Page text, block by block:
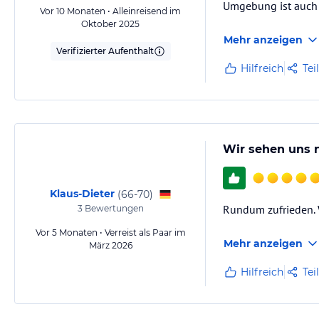
Vor 10 Monaten • Alleinreisend im
Oktober 2025
Verifizierter Aufenthalt
Umgebung ist
Mehr anzeigen
Hilfreich
Klaus-Dieter (66-70)
3Bewertungen
Vor 5 Monaten • Verreist als Paar im
März 2026
Wir sehen uns
Rundum
Mehr anzeigen
Hilfreich